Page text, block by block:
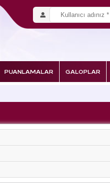
PUANLAMALAR GALOPLAR